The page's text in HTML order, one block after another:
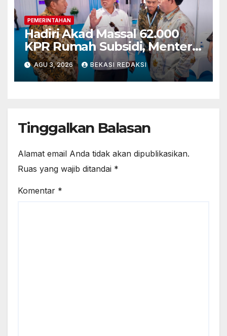
PEMERINTAHAN
Hadiri Akad Massal 62.000
KPR Rumah Subsidi, Menteri
Nusron: Legalitas Tanah Beri
Kepastian bagi Masyarakat
AGU 3, 2026 BEKASI REDAKSI
Tinggalkan Balasan
Alamat email Anda tidak akan dipublikasikan.
Ruas yang wajib ditandai *
Komentar *